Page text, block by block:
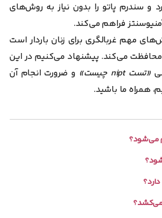
و سندرم پاتو را بدون نیاز به روش‌های
فراهم می‌کند.
مهم غربالگری برای زنان باردار است
محافظت می‌کند. پیشنهاد می‌کنیم در این
«تست nipt چیست»
و ضرورت انجام آن
همراه ما باشید.